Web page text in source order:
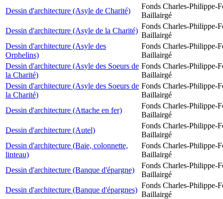
Dessin d'architecture (Asyle de Charité)
Fonds Charles-Philippe-
Baillairgé
Dessin d'architecture (Asyle de la Charité)
Fonds Charles-Philippe-
Baillairgé
Dessin d'architecture (Asyle des
Orphelins)
Fonds Charles-Philippe-
Baillairgé
Dessin d'architecture (Asyle des Soeurs de
la Charité)
Fonds Charles-Philippe-
Baillairgé
Dessin d'architecture (Asyle des Soeurs de
la Charité)
Fonds Charles-Philippe-
Baillairgé
Dessin d'architecture (Attache en fer)
Fonds Charles-Philippe-
Baillairgé
Dessin d'architecture (Autel)
Fonds Charles-Philippe-
Baillairgé
Dessin d'architecture (Baie, colonnette,
linteau)
Fonds Charles-Philippe-
Baillairgé
Dessin d'architecture (Banque d'épargne)
Fonds Charles-Philippe-
Baillairgé
Dessin d'architecture (Banque d'épargnes)
Fonds Charles-Philippe-
Baillairgé